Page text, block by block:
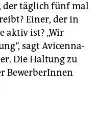
der täglich fünf mal
Einer, der in
aktiv ist? „Wir
sagt Avicenna-
Die Haltung zu
BewerberInnen